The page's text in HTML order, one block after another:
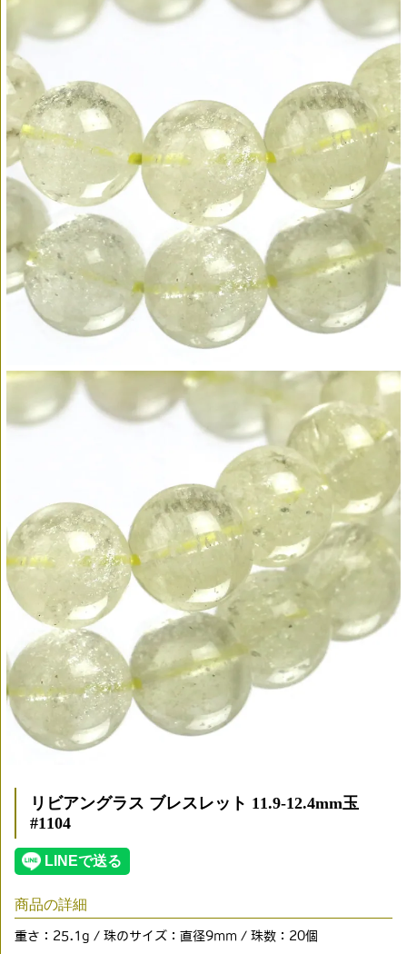
リビアングラス ブレスレット 11.9-12.4mm玉
#1104
商品の詳細
重さ：25.1g / 珠のサイズ：直径9mm / 珠数：20個